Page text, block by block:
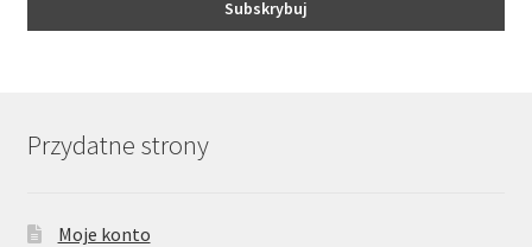
Przydatne strony
Moje konto